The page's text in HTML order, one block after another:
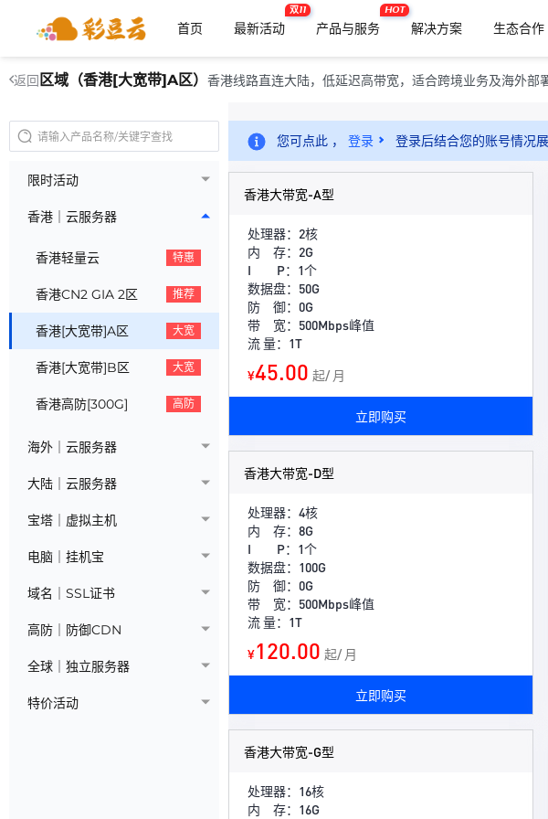
首页 最新活动
双11
产品与服务
HOT
解决方案 生态合作
返回 区域（香港[大宽带]A区） 香港线路直连大陆，低延迟高带宽，适合跨境业务及海
限时活动
香港｜云服务器
香港轻量云 特惠
香港CN2 GIA 2区 推荐
香港[大宽带]A区 大宽
香港[大宽带]B区 大宽
香港高防[300G] 高防
海外｜云服务器
大陆｜云服务器
宝塔｜虚拟主机
电脑｜挂机宝
域名｜SSL证书
高防｜防御CDN
全球｜独立服务器
特价活动
您可点此 ， 登录 登录后结合您的账号情况
香港大带宽-A型
处理器：2核
内 存：2G
I P：1个
数据盘：50G
防 御：0G
带 宽：500Mbps峰值
流 量：1T
¥45.00 起/ 月
立即购买
香港大带宽-D型
处理器：4核
内 存：8G
I P：1个
数据盘：100G
防 御：0G
带 宽：500Mbps峰值
流 量：1T
¥120.00 起/ 月
立即购买
香港大带宽-G型
处理器：16核
内 存：16G